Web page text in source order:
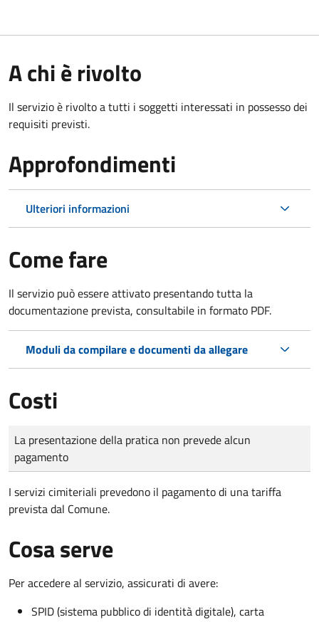
A chi è rivolto
Il servizio è rivolto a tutti i soggetti interessati in possesso dei
requisiti previsti.
Approfondimenti
Ulteriori informazioni
Come fare
Il servizio può essere attivato presentando tutta la
documentazione prevista, consultabile in formato PDF.
Moduli da compilare e documenti da allegare
Costi
Tipo di pagamento
Importo
La presentazione della pratica non prevede alcun
pagamento
I servizi cimiteriali prevedono il pagamento di una tariffa
prevista dal Comune.
Cosa serve
Per accedere al servizio, assicurati di avere:
SPID (sistema pubblico di identità digitale), carta